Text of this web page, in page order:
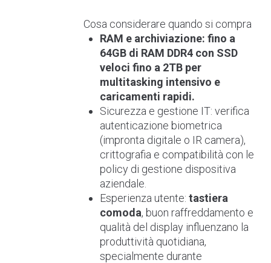
Cosa considerare quando si compra
RAM e archiviazione: fino a
64GB di RAM DDR4 con SSD
veloci fino a 2TB per
multitasking intensivo e
caricamenti rapidi.
Sicurezza e gestione IT: verifica
autenticazione biometrica
(impronta digitale o IR camera),
crittografia e compatibilità con le
policy di gestione dispositiva
aziendale.
Esperienza utente: tastiera
comoda, buon raffreddamento e
qualità del display influenzano la
produttività quotidiana,
specialmente durante